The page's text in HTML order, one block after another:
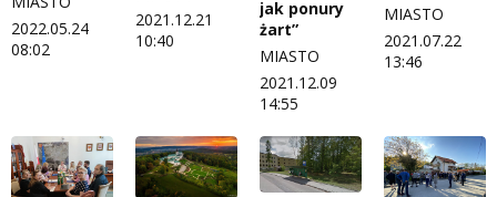
2022.05.24
08:02
2021.12.21
10:40
jak ponury
żart”
MIASTO
2021.12.09
14:55
MIASTO
2021.07.22
13:46